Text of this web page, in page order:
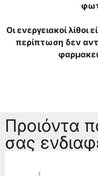
Οι ενεργειακοί λίθοι
περίπτωση δεν
Προιόντα
σας